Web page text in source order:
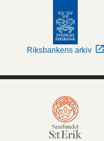
Riksbankens arkiv